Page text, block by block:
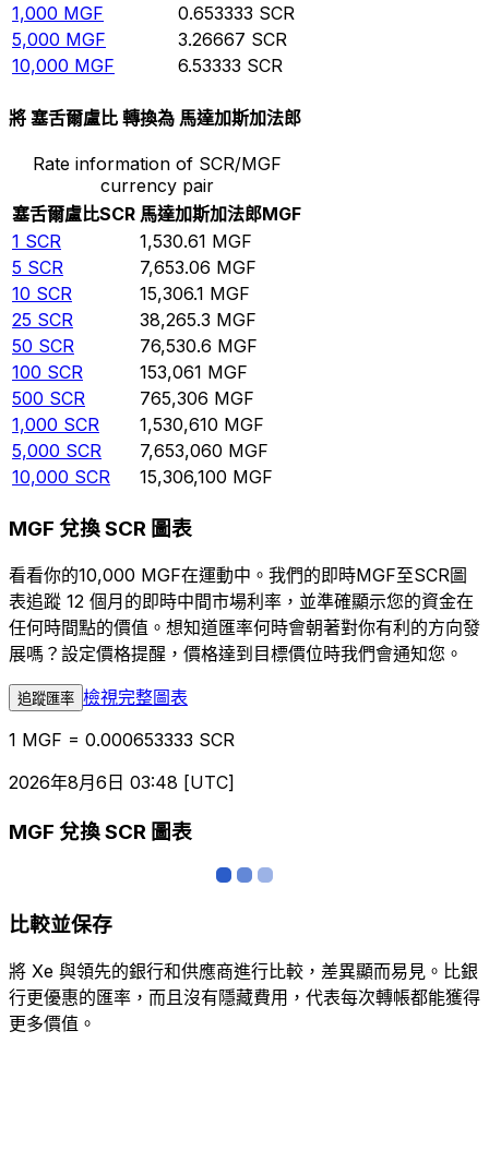
1,000 MGF 0.653333 SCR
5,000 MGF 3.26667 SCR
10,000 MGF 6.53333 SCR
將 塞舌爾盧比 轉換為 馬達加斯加法郎
Rate information of SCR/MGF
currency pair
塞舌爾盧比SCR 馬達加斯加法郎MGF
1 SCR 1,530.61 MGF
5 SCR 7,653.06 MGF
10 SCR 15,306.1 MGF
25 SCR 38,265.3 MGF
50 SCR 76,530.6 MGF
100 SCR 153,061 MGF
500 SCR 765,306 MGF
1,000 SCR 1,530,610 MGF
5,000 SCR 7,653,060 MGF
10,000 SCR 15,306,100 MGF
MGF 兌換 SCR 圖表
看看你的10,000 MGF在運動中。我們的即時MGF至SCR圖
表追蹤 12 個月的即時中間市場利率，並準確顯示您的資金在
任何時間點的價值。想知道匯率何時會朝著對你有利的方向發
展嗎？設定價格提醒，價格達到目標價位時我們會通知您。
追蹤匯率 檢視完整圖表
1 MGF = 0.000653333 SCR
2026年8月6日 03:48 [UTC]
MGF 兌換 SCR 圖表
比較並保存
將 Xe 與領先的銀行和供應商進行比較，差異顯而易見。比銀
行更優惠的匯率，而且沒有隱藏費用，代表每次轉帳都能獲得
更多價值。